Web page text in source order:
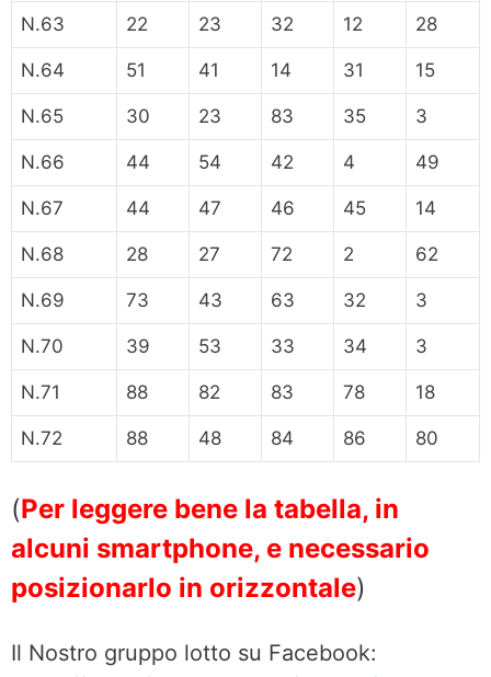
N.63 22 23 32 12 28
N.64 51 41 14 31 15
N.65 30 23 83 35 3
N.66 44 54 42 4 49
N.67 44 47 46 45 14
N.68 28 27 72 2 62
N.69 73 43 63 32 3
N.70 39 53 33 34 3
N.71 88 82 83 78 18
N.72 88 48 84 86 80
(Per leggere bene la tabella, in
alcuni smartphone, e necessario
posizionarlo in orizzontale)
Il Nostro gruppo lotto su Facebook: